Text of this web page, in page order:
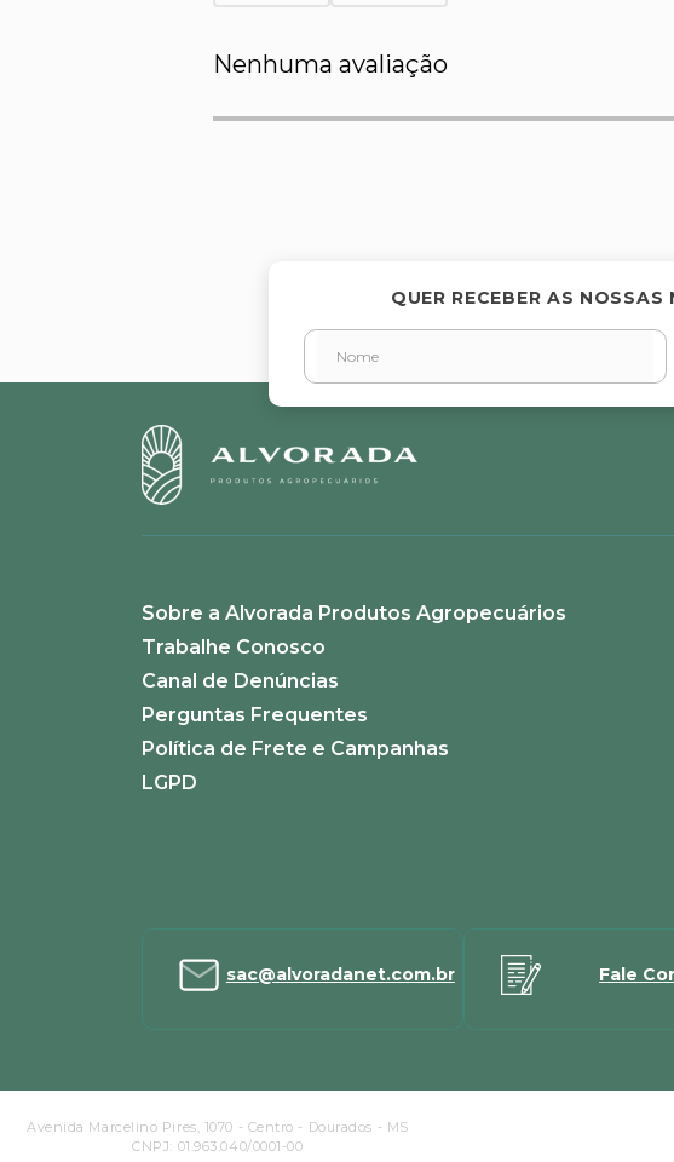
Título
Endereço de email
Escreva uma avaliação
ENVIAR AVALIAÇÃO
Nenhuma avaliação
QUER RECEBER AS
Sobre a Alvorada Produtos Agropecuários
Trabalhe Conosco
Canal de Denúncias
Perguntas Frequentes
Política de Frete e Campanhas
LGPD
sac@alvoradanet.com.br Fale
Avenida Marcelino Pires, 1070 - Centro - Dourados - MS
CNPJ: 01.963.040/0001-00